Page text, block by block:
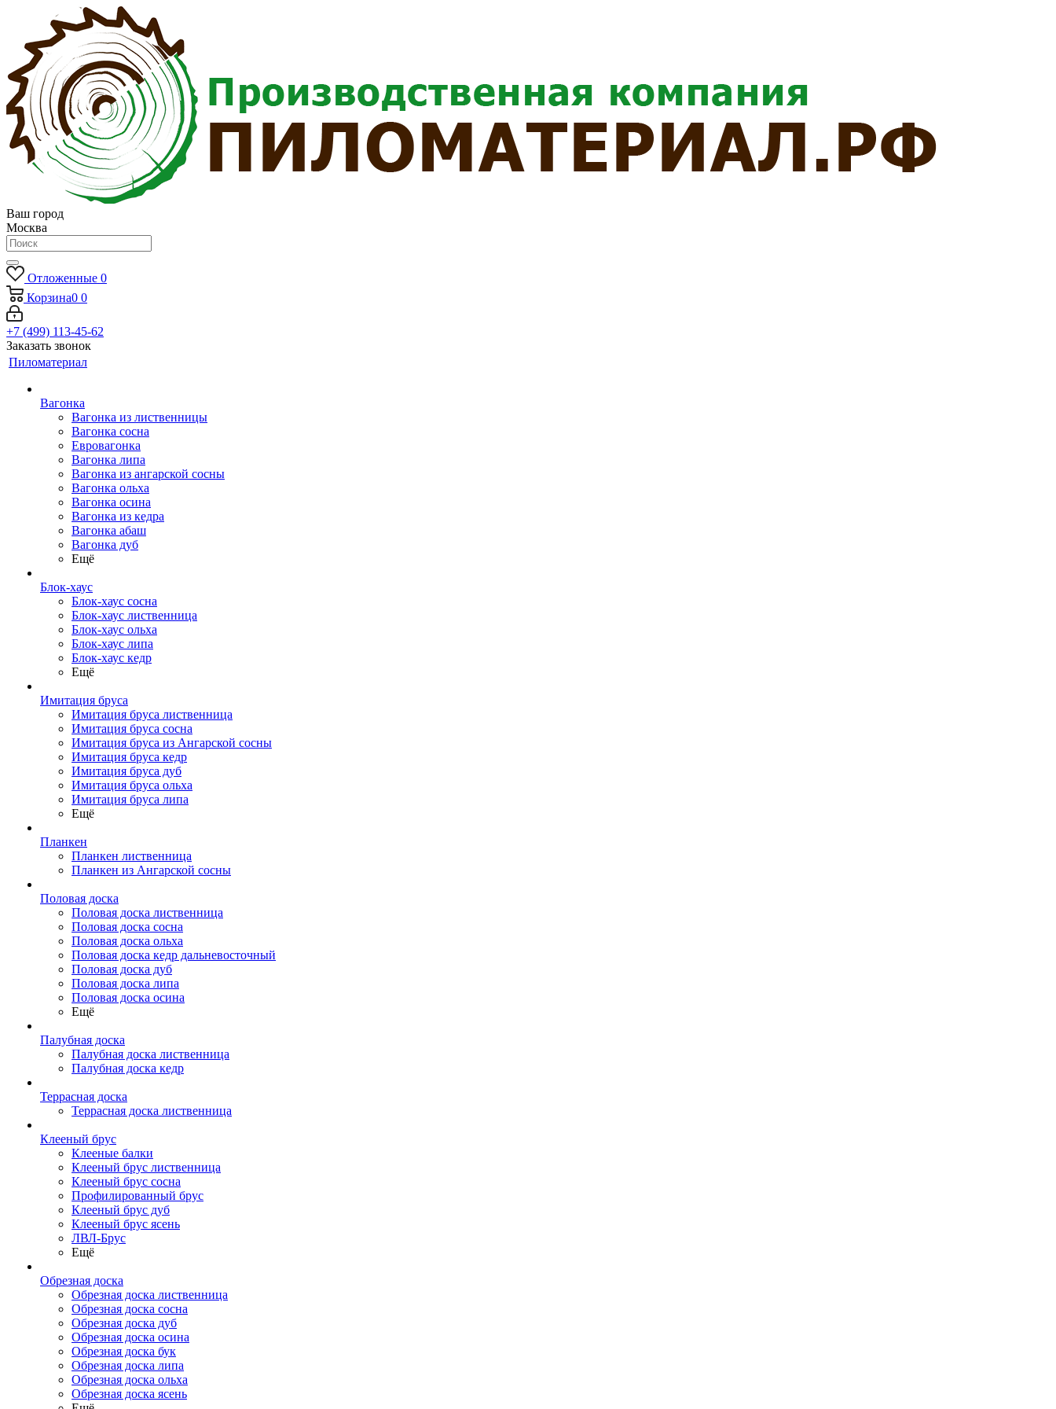
Ваш город
Москва
Отложенные 0
Корзина0 0
+7 (499) 113-45-62
Заказать звонок
Пиломатериал
Вагонка
Вагонка из лиственницы
Вагонка сосна
Евровагонка
Вагонка липа
Вагонка из ангарской сосны
Вагонка ольха
Вагонка осина
Вагонка из кедра
Вагонка абаш
Вагонка дуб
Ещё
Блок-хаус
Блок-хаус сосна
Блок-хаус лиственница
Блок-хаус ольха
Блок-хаус липа
Блок-хаус кедр
Ещё
Имитация бруса
Имитация бруса лиственница
Имитация бруса сосна
Имитация бруса из Ангарской сосны
Имитация бруса кедр
Имитация бруса дуб
Имитация бруса ольха
Имитация бруса липа
Ещё
Планкен
Планкен лиственница
Планкен из Ангарской сосны
Половая доска
Половая доска лиственница
Половая доска сосна
Половая доска ольха
Половая доска кедр дальневосточный
Половая доска дуб
Половая доска липа
Половая доска осина
Ещё
Палубная доска
Палубная доска лиственница
Палубная доска кедр
Террасная доска
Террасная доска лиственница
Клееный брус
Клееные балки
Клееный брус лиственница
Клееный брус сосна
Профилированный брус
Клееный брус дуб
Клееный брус ясень
ЛВЛ-Брус
Ещё
Обрезная доска
Обрезная доска лиственница
Обрезная доска сосна
Обрезная доска дуб
Обрезная доска осина
Обрезная доска бук
Обрезная доска липа
Обрезная доска ольха
Обрезная доска ясень